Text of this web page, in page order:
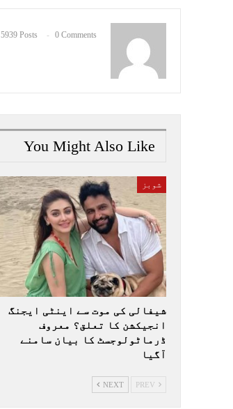
5939 Posts 0 Comments
You Might Also Like
شوبز
شیفالی کی موت سے اینٹی ایجنگ
انجیکشن کا تعلق؟ معروف
ڈرماٹولوجسٹ کا بیان سامنے
آگیا
NEXT